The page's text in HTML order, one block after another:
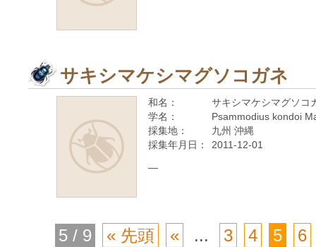
サキシマケシマグソコガネ
和名：
サキシマケシマグソコ
学名：
Psammodius kondoi
採集地：
九州 沖縄
採集年月日：
2011-12-01
—
5 / 9 « 先頭 « ... 3 4 5 6